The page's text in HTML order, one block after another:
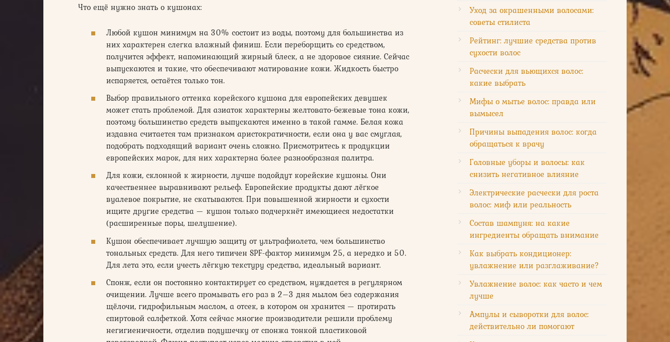
Что ещё нужно знать о кушонах:
Любой кушон минимум на 30% состоит из воды, поэтому для большинства из
них характерен слегка влажный финиш. Если переборщить со средством,
получится эффект, напоминающий жирный блеск, а не здоровое сияние. Сейчас
выпускаются и такие, что обеспечивают матирование кожи. Жидкость быстро
испаряется, остаётся только тон.
Выбор правильного оттенка корейского кушона для европейских девушек
может стать проблемой. Для азиаток характерны желтовато-бежевые тона кожи,
поэтому большинство средств выпускаются именно в такой гамме. Белая кожа
издавна считается там признаком аристократичности, если она у вас смуглая,
подобрать подходящий вариант очень сложно. Присмотритесь к продукции
европейских марок, для них характерна более разнообразная палитра.
Для кожи, склонной к жирности, лучше подойдут корейские кушоны. Они
качественнее выравнивают рельеф. Европейские продукты дают лёгкое
вуалевое покрытие, не скатываются. При повышенной жирности и сухости
ищите другие средства — кушон только подчеркнёт имеющиеся недостатки
(расширенные поры, шелушение).
Кушон обеспечивает лучшую защиту от ультрафиолета, чем большинство
тональных средств. Для него типичен SPF-фактор минимум 25, а нередко и 50.
Для лета это, если учесть лёгкую текстуру средства, идеальный вариант.
Спонж, если он постоянно контактирует со средством, нуждается в регулярном
очищении. Лучше всего промывать его раз в 2–3 дня мылом без содержания
щёлочи, гидрофильным маслом, а отсек, в котором он хранится — протирать
спиртовой салфеткой. Хотя сейчас многие производители решили проблему
негигиеничности, отделив подушечку от спонжа тонкой пластиковой
Уход за окрашенными волосами:
советы стилиста
Рейтинг: лучшие средства против
сухости волос
Расчески для вьющихся волос:
какие выбрать
Мифы о мытье волос: правда или
вымысел
Причины выпадения волос: когда
обращаться к врачу
Головные уборы и волосы: как
снизить негативное влияние
Электрические расчески для роста
волос: миф или реальность
Состав шампуня: на какие
ингредиенты обращать внимание
Как выбрать кондиционер:
увлажнение или разглаживание?
Увлажнение волос: как часто и чем
лучше
Ампулы и сыворотки для волос:
действительно ли помогают